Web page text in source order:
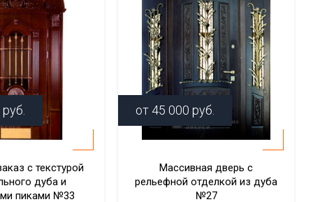
руб.
с текстурой
дуба и
пиками №33
от 45 000 руб.
Массивная дверь с
рельефной отделкой из дуба
№27